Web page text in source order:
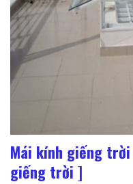
Mái kính giếng trời
giếng trời ]